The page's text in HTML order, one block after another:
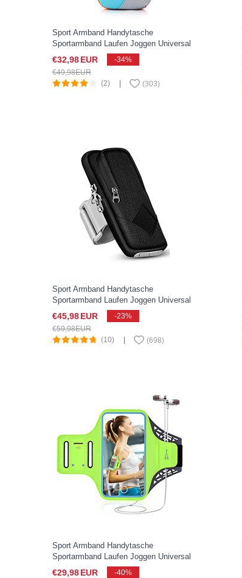
Sport Armband Handytasche
Sportarmband Laufen Joggen Universal
A07 für Google Pixel 3 XL Hellblau
€32,98EUR
-34%
€49,98EUR
(2)
(303)
Sport Armband Handytasche
Sportarmband Laufen Joggen Universal
A05 für Google Pixel 3 XL Schwarz
€45,98EUR
-23%
€59,98EUR
(10)
(698)
Sport Armband Handytasche
Sportarmband Laufen Joggen Universal
G02 für Google Pixel 3 XL Grün
€29,98EUR
-40%